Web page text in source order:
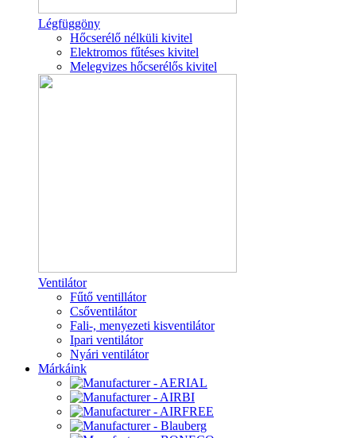
Légfüggöny
Hőcserélő nélküli kivitel
Elektromos fűtéses kivitel
Melegvizes hőcserélős kivitel
Ventilátor
Fűtő ventillátor
Csőventilátor
Fali-, menyezeti kisventilátor
Ipari ventilátor
Nyári ventilátor
Márkáink